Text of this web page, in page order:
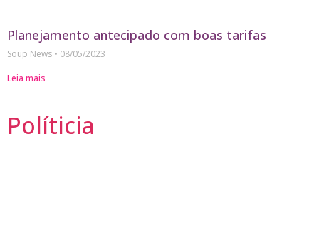
Planejamento antecipado com boas tarifas
Soup News
08/05/2023
Leia mais
Políticia